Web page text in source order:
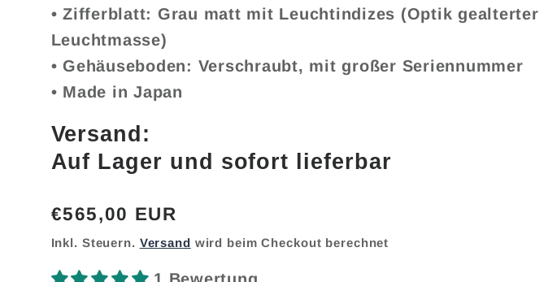
• Zifferblatt: Grau matt mit Leuchtindizes (Optik gealterter
Leuchtmasse)
• Gehäuseboden: Verschraubt, mit großer Seriennummer
• Made in Japan
Versand:
Auf Lager und sofort lieferbar
Normaler
Preis
€565,00 EUR
Inkl. Steuern. Versand wird beim Checkout berechnet
1 Bewertung